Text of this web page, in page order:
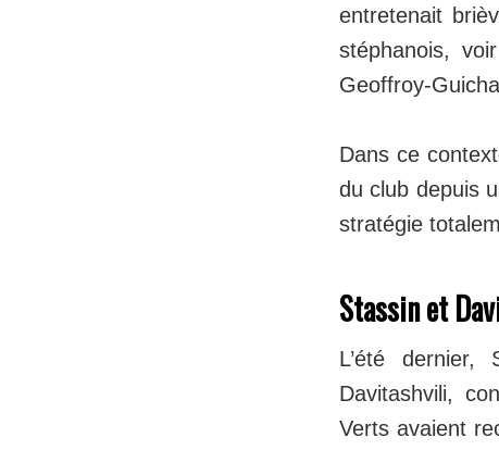
entretenait
stéphanois,
Geoffroy-
Dans ce
du club depuis
stratégie
Stassin et
L’été
Davitashvili,
Verts avaient